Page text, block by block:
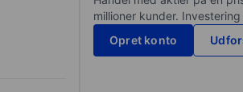
millioner kunder.
Opret konto